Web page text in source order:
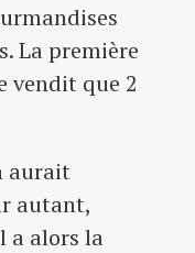
La première
vendit que 2
aurait
autant,
a alors la